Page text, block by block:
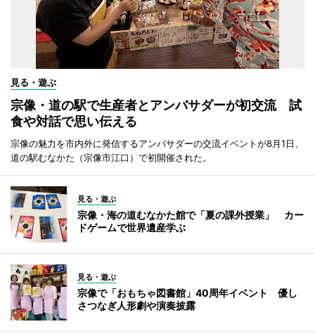
見る・遊ぶ
宗像・道の駅で生産者とアンバサダーが初交流 試
食や対話で思い伝える
宗像の魅力を市内外に発信するアンバサダーの交流イベントが8月1日、
道の駅むなかた（宗像市江口）で初開催された。
見る・遊ぶ
宗像・海の道むなかた館で「夏の課外授業」 カー
ドゲームで世界遺産学ぶ
見る・遊ぶ
宗像で「おもちゃ図書館」40周年イベント 優し
さつなぎ人形劇や演奏披露